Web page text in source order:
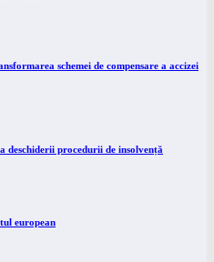
schemei de compensare a accizei
deschiderii procedurii de insolvență
european